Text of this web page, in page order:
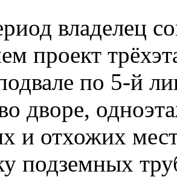
владелец
проект
по 5-й
дворе,
и отхожих
подземных